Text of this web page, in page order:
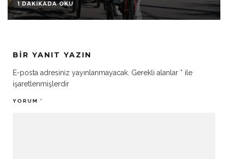
1 DAKIKADA OKU
BIR YANIT YAZIN
E-posta adresiniz yayınlanmayacak. Gerekli alanlar * ile
işaretlenmişlerdir
YORUM *